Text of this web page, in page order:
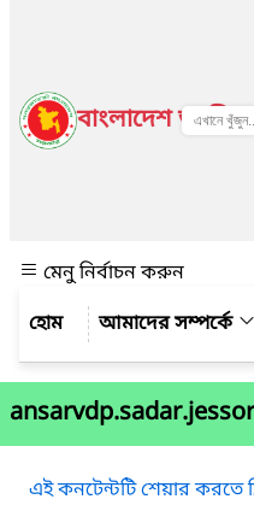
বাংলাদেশ জাতীয়
মেনু নির্বাচন করুন
আমাদের সম্পর্কে
এই কনটেন্টটি শেয়ার করতে